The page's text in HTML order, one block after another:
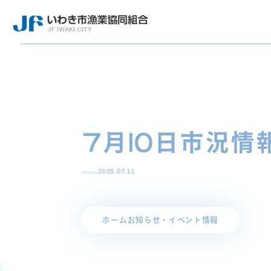
7月10日市況情
2025.07.11
ホーム お知らせ・イベント情報